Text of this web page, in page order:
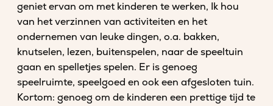
geniet ervan om met kinderen te werken, Ik hou
van het verzinnen van activiteiten en het
ondernemen van leuke dingen, o.a. bakken,
knutselen, lezen, buitenspelen, naar de speeltuin
gaan en spelletjes spelen. Er is genoeg
speelruimte, speelgoed en ook een afgesloten tuin.
Kortom: genoeg om de kinderen een prettige tijd te